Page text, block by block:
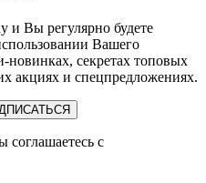
и Вы регулярно будете
Вашего
секретах топовых
акциях и спецпредложениях.
с